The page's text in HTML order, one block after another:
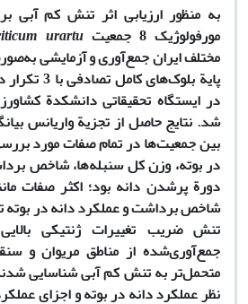
به منظور ارزیابی اثر تنش کم آبی
مورفولوژیک 8 جمعیت
urartu
مختلف ایران جمع‌آوری و آزمایشی
در ایستگاه تحقیقاتی دانشکدة
شد. نتایج حاصل از تجزیة واریانس
بین جمعیت‌ها در تمام صفات مورد
در بوته، وزن کل سنبله‌ها، شاخص
دورة پر‌شدن دانه بود؛ اکثر صفات
شاخص برداشت و عملکرد دانه در
تنش ضریب تغییرات ژنتیکی
جمع‌آوری‌شده از مناطق مریوان و
متحمل‌تر به تنش کم آبی شناسایی
نظر عملکرد دانه در بوته و اجزای